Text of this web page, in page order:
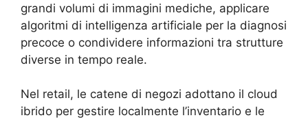
grandi volumi di immagini mediche, applicare
algoritmi di intelligenza artificiale per la diagnosi
precoce o condividere informazioni tra strutture
diverse in tempo reale.
Nel retail, le catene di negozi adottano il cloud
ibrido per gestire localmente l’inventario e le